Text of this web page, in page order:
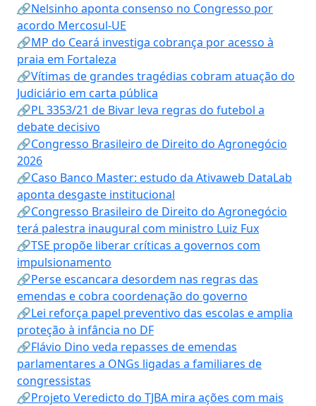
🔗Nelsinho aponta consenso no Congresso por
acordo Mercosul-UE
🔗MP do Ceará investiga cobrança por acesso à
praia em Fortaleza
🔗Vítimas de grandes tragédias cobram atuação do
Judiciário em carta pública
🔗PL 3353/21 de Bivar leva regras do futebol a
debate decisivo
🔗Congresso Brasileiro de Direito do Agronegócio
2026
🔗Caso Banco Master: estudo da Ativaweb DataLab
aponta desgaste institucional
🔗Congresso Brasileiro de Direito do Agronegócio
terá palestra inaugural com ministro Luiz Fux
🔗TSE propõe liberar críticas a governos com
impulsionamento
🔗Perse escancara desordem nas regras das
emendas e cobra coordenação do governo
🔗Lei reforça papel preventivo das escolas e amplia
proteção à infância no DF
🔗Flávio Dino veda repasses de emendas
parlamentares a ONGs ligadas a familiares de
congressistas
🔗Projeto Veredicto do TJBA mira ações com mais